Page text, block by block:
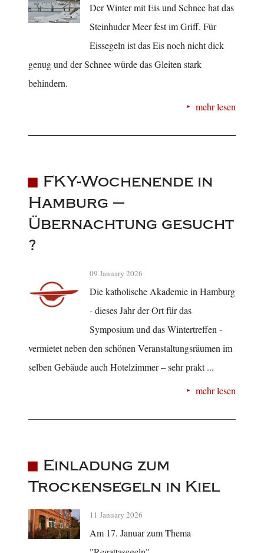
Der Winter mit Eis und Schnee hat das
Steinhuder Meer fest im Griff. Für
Eissegeln ist das Eis noch nicht dick
genug und der Schnee würde das Gleiten stark
behindern.
mehr lesen
FKY-Wochenende in
Hamburg –
Übernachtung gesucht
?
09 January 2026
Die katholische Akademie in Hamburg
- dieses Jahr der Ort für das
Symposium und das Wintertreffen -
vermietet neben den schönen Veranstaltungsräumen im
selben Gebäude auch Hotelzimmer – sehr prakt ...
mehr lesen
Einladung zum
Trockensegeln in Kiel
11 January 2026
Am 17. Januar zum Thema